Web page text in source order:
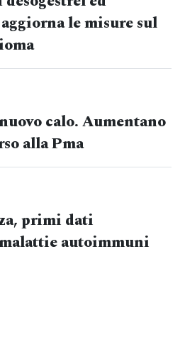
le misure sul
calo. Aumentano
alla Pma
primi dati
autoimmuni